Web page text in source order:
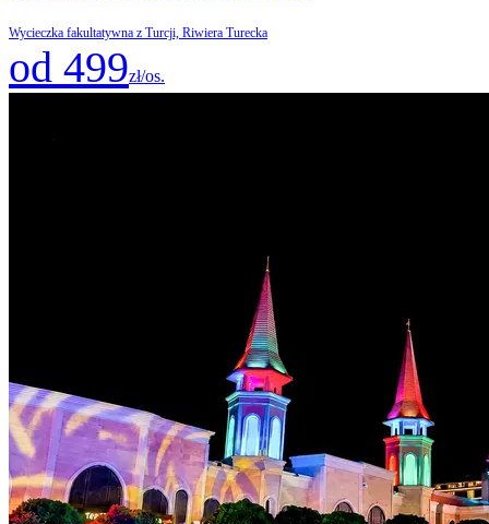
Wycieczka fakultatywna z Turcji, Riwiera Turecka
od 499zł/os.